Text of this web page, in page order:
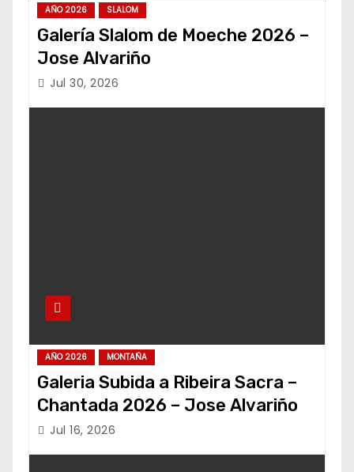
AÑO 2026 SLALOM
Galería Slalom de Moeche 2026 –
Jose Alvariño
Jul 30, 2026
AÑO 2026 MONTAÑA
Galeria Subida a Ribeira Sacra –
Chantada 2026 – Jose Alvariño
Jul 16, 2026